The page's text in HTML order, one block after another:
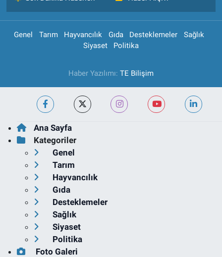
Genel Tarım Hayvancılık Gıda Desteklemeler
Sağlık
Siyaset
Politika
Haber Yazılımı: TE Bilişim
Ana Sayfa
Kategoriler
Genel
Tarım
Hayvancılık
Gıda
Desteklemeler
Sağlık
Siyaset
Politika
Foto Galeri